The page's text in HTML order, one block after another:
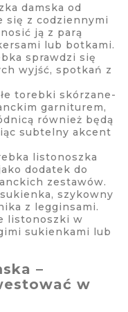
damska od
się z codziennymi
ją z parą
lub botkami.
sprawdzi się
wyjść, spotkań z
torebki skórzane-
garniturem,
również będą
subtelny akcent
listonoszka
dodatek do
zestawów.
szykowny
z legginsami.
listonoszki w
sukienkami lub
–
w